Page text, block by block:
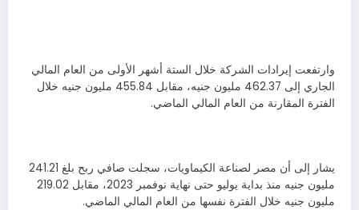
وارتفعت إيرادات الشركة خلال الستة أشهر الأولى من العام المالي
الجاري إلى 462.37 مليون جنيه، مقابل 455.84 مليون جنيه خلال
الفترة المقارنة من العام المالي الماضي.
يشار إلى أن مصر لصناعة الكيماويات، سجلت صافي ربح بلغ 241.21
مليون جنيه منذ بداية يوليو حتى نهاية نوفمبر 2023، مقابل 219.02
مليون جنيه خلال الفترة نفسها من العام المالي الماضي.